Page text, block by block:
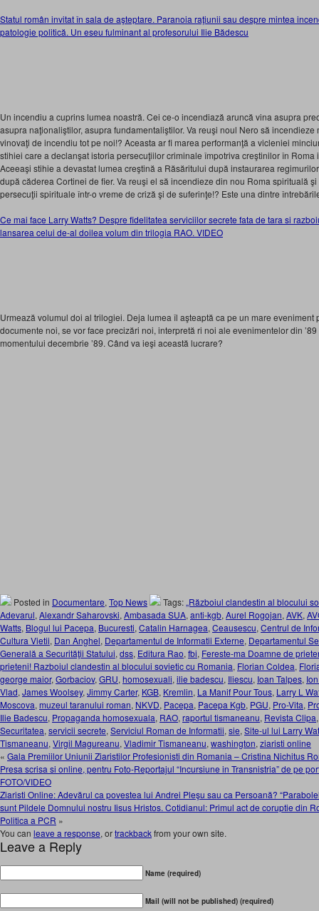
Statul român invitat în sala de aşteptare. Paranoia raţiunii sau despre mintea
patologie politică. Un eseu fulminant al profesorului Ilie Bădescu
Un incendiu a cuprins lumea noastră. Cei ce-o incendiază aruncă vina asupra
asupra naţionaliştilor, asupra fundamentaliştilor. Va reuşi noul Nero să
vinovaţi de incendiu tot pe noi!? Aceasta ar fi marea performanţă a vicleniei
stihiei care a declanşat istoria persecuţiilor criminale împotriva creştinilor în
Aceeaşi stihie a devastat lumea creştină a Răsăritului după instaurarea
după căderea Cortinei de fier. Va reuşi el să incendieze din nou Roma spirituală
persecuţii spirituale într-o vreme de criză şi de suferinţe!? Este una dintre
Ce mai face Larry Watts? Despre fidelitatea serviciilor secrete fata de tara si
lansarea celui de-al doilea volum din trilogia RAO. VIDEO
Urmează volumul doi al trilogiei. Deja lumea îl aşteaptă ca pe un mare eveniment
documente noi, se vor face precizări noi, interpretă ri noi ale evenimentelor din
momentului decembrie ’89. Când va ieşi această lucrare?
Posted in Documentare, Top News Tags: „Războiul clandestin al blocului
Adevarul, Alexandr Saharovski, Ambasada SUA, anti-kgb, Aurel Rogojan, AVK,
Watts, Blogul lui Pacepa, Bucuresti, Catalin Harnagea, Ceausescu, Centrul de
Cultura Vietii, Dan Anghel, Departamentul de Informatii Externe, Departamentul
Generală a Securităţii Statului, dss, Editura Rao, fbi, Fereste-ma Doamne de
prieteni! Razboiul clandestin al blocului sovietic cu Romania, Florian Coldea,
george maior, Gorbaciov, GRU, homosexuali, ilie badescu, Iliescu, Ioan Talpes,
Vlad, James Woolsey, Jimmy Carter, KGB, Kremlin, La Manif Pour Tous, Larry L
Moscova, muzeul taranului roman, NKVD, Pacepa, Pacepa Kgb, PGU, Pro-Vita,
Ilie Badescu, Propaganda homosexuala, RAO, raportul tismaneanu, Revista Clipa
Securitatea, servicii secrete, Serviciul Roman de Informatii, sie, Site-ul lui Larry
Tismaneanu, Virgil Magureanu, Vladimir Tismaneanu, washington, ziaristi online
« Gala Premiilor Uniunii Ziaristilor Profesionisti din Romania – Cristina Nichitus
Presa scrisa si online, pentru Foto-Reportajul “Incursiune in Transnistria” de pe
FOTO/VIDEO
Ziaristi Online: Adevărul ca povestea lui Andrei Pleşu sau ca Persoană?
sunt Pildele Domnului nostru Iisus Hristos. Cotidianul: Primul act de coruptie din
Politica a PCR »
You can leave a response, ortrackbackfrom your own site.
Leave a Reply
Name (required)
Mail (will not be published) (required)